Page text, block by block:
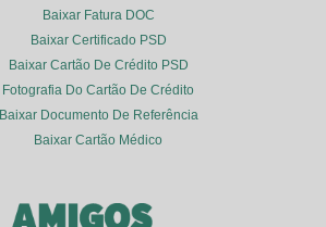
Baixar Fatura DOC
Baixar Certificado PSD
Baixar Cartão De Crédito PSD
Fotografia Do Cartão De Crédito
Baixar Documento De Referência
Baixar Cartão Médico